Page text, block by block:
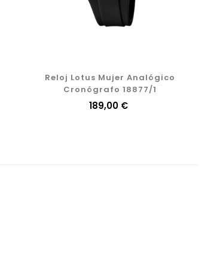
Reloj Lotus Mujer Analógico
Cronógrafo 18877/1
Precio
189,00 €